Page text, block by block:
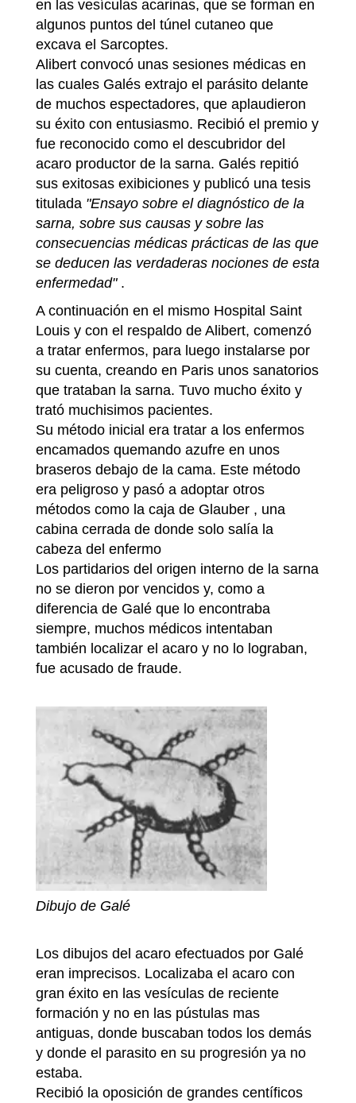
en las vesículas acarinas, que se forman en
algunos puntos del túnel cutaneo que
excava el Sarcoptes.
Alibert convocó unas sesiones médicas en
las cuales Galés extrajo el parásito delante
de muchos espectadores, que aplaudieron
su éxito con entusiasmo. Recibió el premio y
fue reconocido como el descubridor del
acaro productor de la sarna. Galés repitió
sus exitosas exibiciones y publicó una tesis
titulada "Ensayo sobre el diagnóstico de la
sarna, sobre sus causas y sobre las
consecuencias médicas prácticas de las que
se deducen las verdaderas nociones de esta
enfermedad".
A continuación en el mismo Hospital Saint
Louis y con el respaldo de Alibert, comenzó
a tratar enfermos, para luego instalarse por
su cuenta, creando en Paris unos sanatorios
que trataban la sarna. Tuvo mucho éxito y
trató muchisimos pacientes.
Su método inicial era tratar a los enfermos
encamados quemando azufre en unos
braseros debajo de la cama. Este método
era peligroso y pasó a adoptar otros
métodos como la caja de Glauber , una
cabina cerrada de donde solo salía la
cabeza del enfermo
Los partidarios del origen interno de la sarna
no se dieron por vencidos y, como a
diferencia de Galé que lo encontraba
siempre, muchos médicos intentaban
también localizar el acaro y no lo lograban,
fue acusado de fraude.
Dibujo de Galé
Los dibujos del acaro efectuados por Galé
eran imprecisos. Localizaba el acaro con
gran éxito en las vesículas de reciente
formación y no en las pústulas mas
antiguas, donde buscaban todos los demás
y donde el parasito en su progresión ya no
estaba.
Recibió la oposición de grandes centíficos